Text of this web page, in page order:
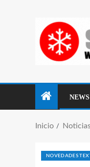
NEWS
Inicio
NOVEDADES